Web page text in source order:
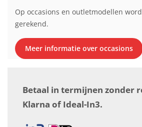
Op occasions en outletmodellen
gerekend.
Meer informatie over occasions
Betaal in termijnen zonder
Klarna of Ideal-In3.